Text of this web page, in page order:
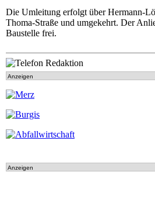
Die Umleitung erfolgt über Hermann-
Thoma-Straße und umgekehrt. Der
Baustelle frei.
Anzeigen
Anzeigen
Eilmeldungen